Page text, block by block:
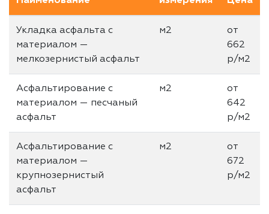
Укладка асфальта с
материалом —
мелкозернистый асфальт
м2
от
662
р/м2
Асфальтирование с
материалом — песчаный
асфальт
м2
от
642
р/м2
Асфальтирование с
материалом —
крупнозернистый
асфальт
м2
от
672
р/м2